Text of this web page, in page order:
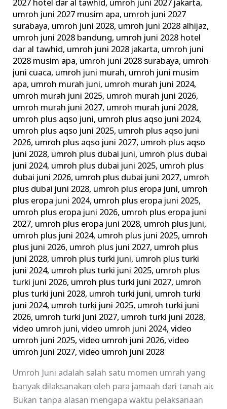
2027 hotel dar al tawhid, umroh juni 2027 jakarta,
umroh juni 2027 musim apa, umroh juni 2027
surabaya, umroh juni 2028, umroh juni 2028 alhijaz,
umroh juni 2028 bandung, umroh juni 2028 hotel
dar al tawhid, umroh juni 2028 jakarta, umroh juni
2028 musim apa, umroh juni 2028 surabaya, umroh
juni cuaca, umroh juni murah, umroh juni musim
apa, umroh murah juni, umroh murah juni 2024,
umroh murah juni 2025, umroh murah juni 2026,
umroh murah juni 2027, umroh murah juni 2028,
umroh plus aqso juni, umroh plus aqso juni 2024,
umroh plus aqso juni 2025, umroh plus aqso juni
2026, umroh plus aqso juni 2027, umroh plus aqso
juni 2028, umroh plus dubai juni, umroh plus dubai
juni 2024, umroh plus dubai juni 2025, umroh plus
dubai juni 2026, umroh plus dubai juni 2027, umroh
plus dubai juni 2028, umroh plus eropa juni, umroh
plus eropa juni 2024, umroh plus eropa juni 2025,
umroh plus eropa juni 2026, umroh plus eropa juni
2027, umroh plus eropa juni 2028, umroh plus juni,
umroh plus juni 2024, umroh plus juni 2025, umroh
plus juni 2026, umroh plus juni 2027, umroh plus
juni 2028, umroh plus turki juni, umroh plus turki
juni 2024, umroh plus turki juni 2025, umroh plus
turki juni 2026, umroh plus turki juni 2027, umroh
plus turki juni 2028, umroh turki juni, umroh turki
juni 2024, umroh turki juni 2025, umroh turki juni
2026, umroh turki juni 2027, umroh turki juni 2028,
video umroh juni,video umroh juni 2024,video
umroh juni 2025,video umroh juni 2026,video
umroh juni 2027,video umroh juni 2028
Umroh Juni adalah salah satu momen umrah yang
banyak dilaksanakan oleh para jamaah dari tanah air.
Bukan tanpa alasan mengapa waktu pelaksanaan